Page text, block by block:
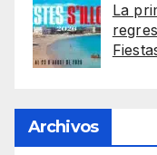
La
Archivos